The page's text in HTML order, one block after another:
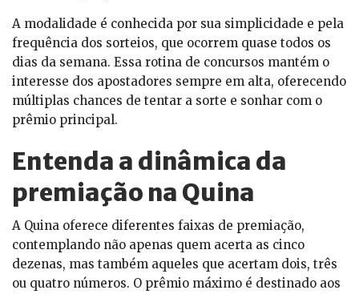
A modalidade é conhecida por sua simplicidade e pela
frequência dos sorteios, que ocorrem quase todos os
dias da semana. Essa rotina de concursos mantém o
interesse dos apostadores sempre em alta, oferecendo
múltiplas chances de tentar a sorte e sonhar com o
prêmio principal.
Entenda a dinâmica da
premiação na Quina
A Quina oferece diferentes faixas de premiação,
contemplando não apenas quem acerta as cinco
dezenas, mas também aqueles que acertam dois, três
ou quatro números. O prêmio máximo é destinado aos